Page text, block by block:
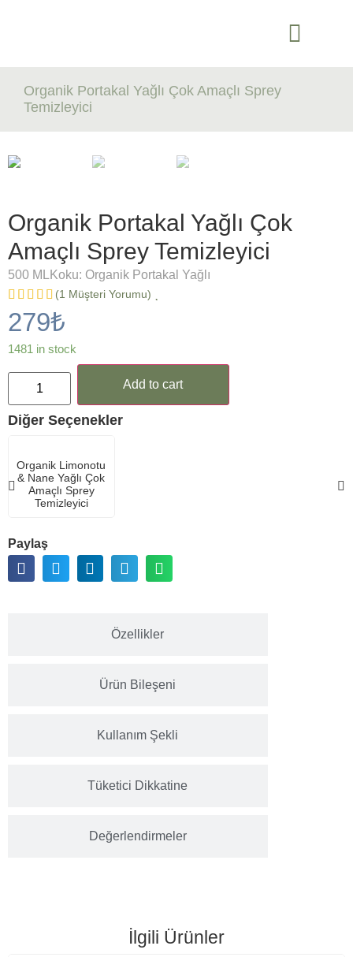
Organik Portakal Yağlı Çok Amaçlı Sprey
Temizleyici
Organik Portakal Yağlı Çok
Amaçlı Sprey Temizleyici
500 ML Koku: Organik Portakal Yağlı
(1 Müşteri Yorumu)
279₺
1481 in stock
Add to cart
Diğer Seçenekler
Organik Limonotu
& Nane Yağlı Çok
Amaçlı Sprey
Temizleyici
Paylaş
Özellikler
Ürün Bileşeni
Kullanım Şekli
Tüketici Dikkatine
Değerlendirmeler
İlgili Ürünler